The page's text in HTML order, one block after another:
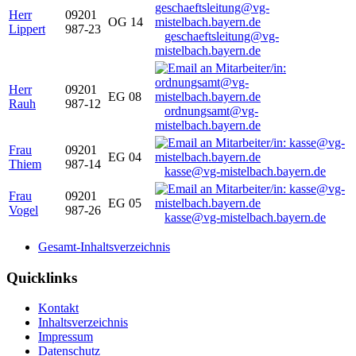
Herr
Lippert
09201
987-23
OG 14
geschaeftsleitung@vg-
mistelbach.bayern.de
Herr
Rauh
09201
987-12
EG 08
ordnungsamt@vg-
mistelbach.bayern.de
Frau
Thiem
09201
987-14
EG 04
kasse@vg-mistelbach.bayern.de
Frau
Vogel
09201
987-26
EG 05
kasse@vg-mistelbach.bayern.de
Gesamt-Inhaltsverzeichnis
Quicklinks
Kontakt
Inhaltsverzeichnis
Impressum
Datenschutz